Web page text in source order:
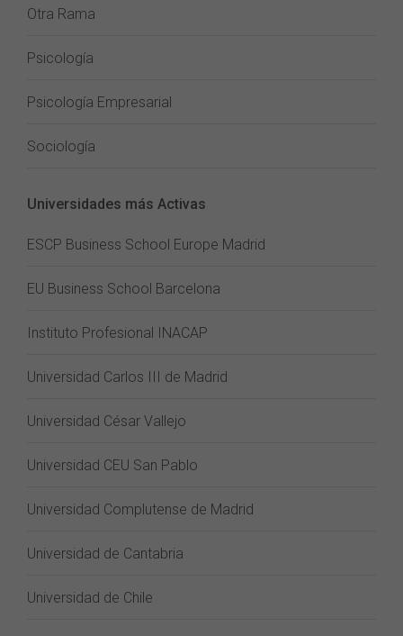
Otra Rama
Psicología
Psicología Empresarial
Sociología
Universidades más Activas
ESCP Business School Europe Madrid
EU Business School Barcelona
Instituto Profesional INACAP
Universidad Carlos III de Madrid
Universidad César Vallejo
Universidad CEU San Pablo
Universidad Complutense de Madrid
Universidad de Cantabria
Universidad de Chile